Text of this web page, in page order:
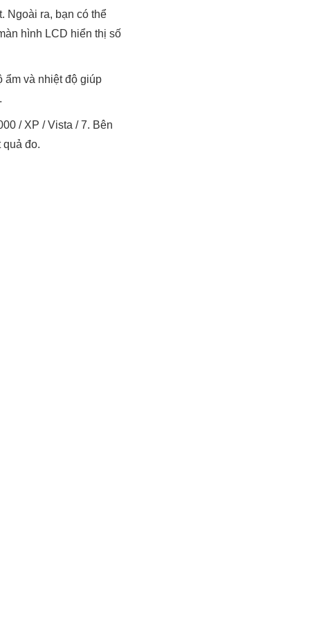
Ngoài ra, bạn có thể
hình LCD hiển thị số
và nhiệt độ giúp
/ XP / Vista / 7. Bên
quả đo.